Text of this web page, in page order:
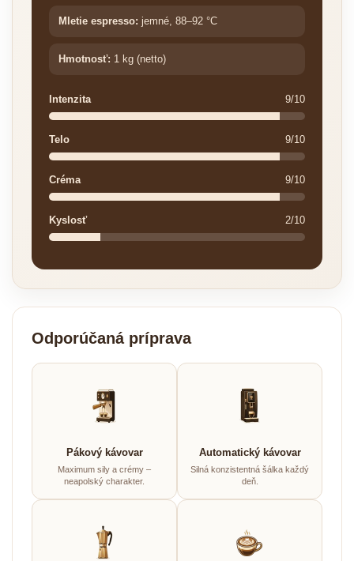
Mletie espresso: jemné, 88–92 °C
Hmotnosť: 1 kg (netto)
Intenzita 9/10
Telo 9/10
Créma 9/10
Kyslosť 2/10
Odporúčaná príprava
Pákový kávovar
Maximum sily a crémy –
neapolský charakter.
Automatický kávovar
Silná konzistentná šálka každý
deň.